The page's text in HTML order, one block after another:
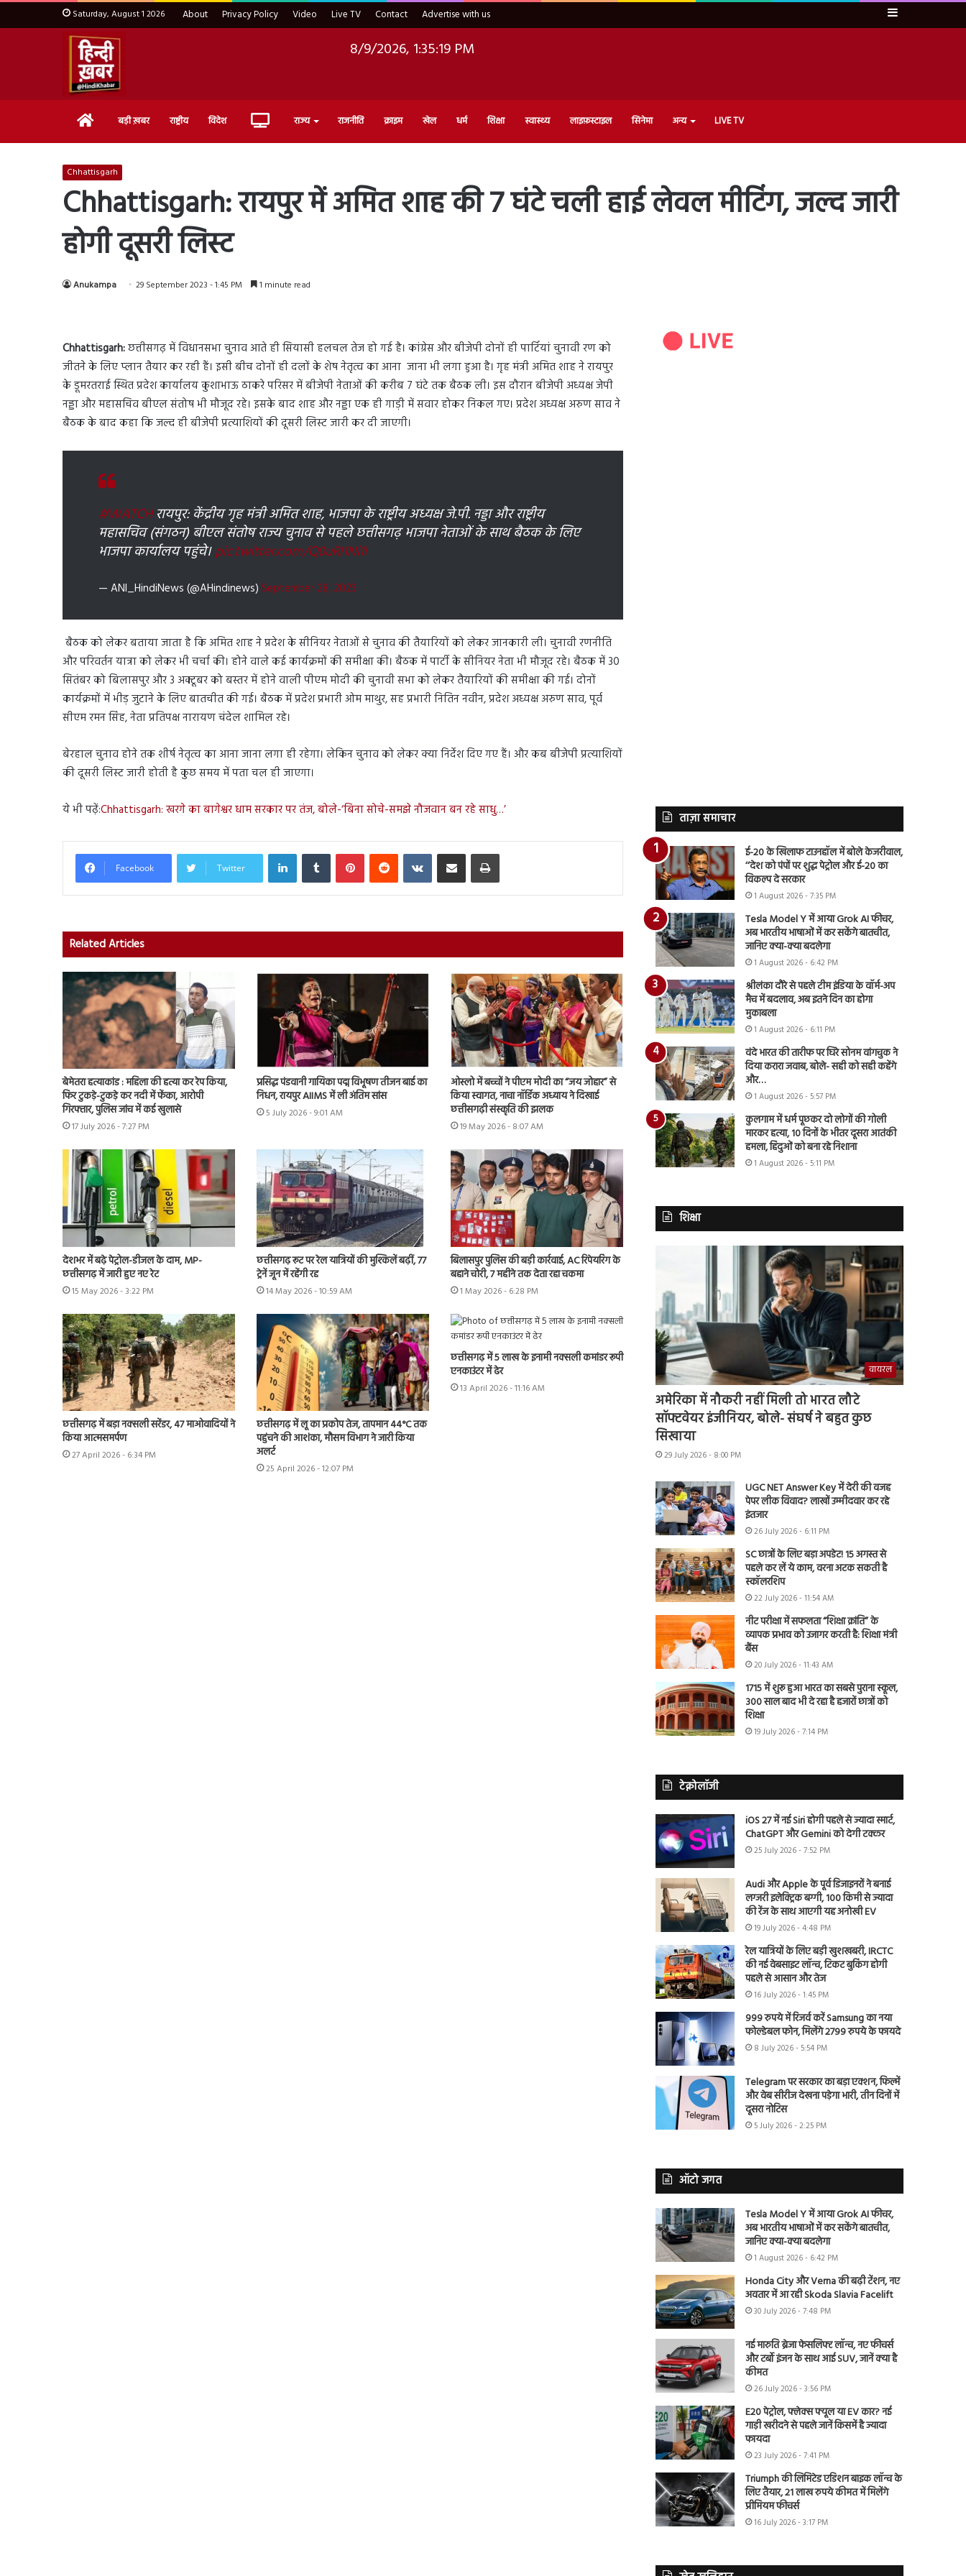
Saturday, August 1 2026 About Privacy Policy Video Live TV Contact Advertise with us Sidebar
8/9/2026, 1:35:21 PM
Home बड़ी ख़बर राष्ट्रीय विदेश Live राज्य राजनीति क्राइम खेल धर्म शिक्षा स्वास्थ्य लाइफ़स्टाइल सिनेमा अन्य LIVE TV
Chhattisgarh
Chhattisgarh: रायपुर में अमित शाह की 7 घंटे चली हाई लेवल मीटिंग, जल्द जारी
होगी दूसरी लिस्ट
Anukampa 29 September 2023 - 1:45 PM 1 minute read
Chhattisgarh:छत्तीसगढ़ में विधानसभा चुनाव आते ही सियासी हलचल तेज हो गई है। कांग्रेस और बीजेपी दोनों ही पार्टियां चुनावी रण को
जीतने के लिए प्लान तैयार कर रही हैं। इसी बीच दोनों ही दलों के शेष नेतृत्व का आना जाना भी लगा हुआ है। गृह मंत्री अमित शाह ने रायपुर
के डूमरतराई स्थित प्रदेश कार्यालय कुशाभाऊ ठाकरे परिसर में बीजेपी नेताओं की करीब 7 घंटे तक बैठक ली। इस दौरान बीजेपी अध्यक्ष जेपी
नड्डा और महासचिव बीएल संतोष भी मौजूद रहे। इसके बाद शाह और नड्डा एक ही गाड़ी में सवार होकर निकल गए। प्रदेश अध्यक्ष अरुण साव ने
बैठक के बाद कहा कि जल्द ही बीजेपी प्रत्याशियों की दूसरी लिस्ट जारी कर दी जाएगी।
#WATCHरायपुर: केंद्रीय गृह मंत्री अमित शाह, भाजपा के राष्ट्रीय अध्यक्ष जे.पी. नड्डा और राष्ट्रीय
महासचिव (संगठन) बीएल संतोष राज्य चुनाव से पहले छत्तीसगढ़ भाजपा नेताओं के साथ बैठक के लिए
भाजपा कार्यालय पहुंचे।pic.twitter.com/Q0uRI1Ni1l
— ANI_HindiNews (@AHindinews) September 28, 2023
बैठक को लेकर बताया जाता है कि अमित शाह ने प्रदेश के सीनियर नेताओं से चुनाव की तैयारियों को लेकर जानकारी ली। चुनावी रणनीति
और परिवर्तन यात्रा को लेकर भी चर्चा की। होने वाले कई कार्यक्रमों की समीक्षा की। बैठक में पार्टी के सीनियर नेता भी मौजूद रहे। बैठक में 30
सितंबर को बिलासपुर और 3 अक्टूबर को बस्तर में होने वाली पीएम मोदी की चुनावी सभा को लेकर तैयारियों की समीक्षा की गई। दोनों
कार्यक्रमों में भीड़ जुटाने के लिए बातचीत की गई। बैठक में प्रदेश प्रभारी ओम माथुर, सह प्रभारी नितिन नवीन, प्रदेश अध्यक्ष अरुण साव, पूर्व
सीएम रमन सिंह, नेता प्रतिपक्ष नारायण चंदेल शामिल रहे।
बेरहाल चुनाव होने तक शीर्ष नेतृत्व का आना जाना लगा ही रहेगा। लेकिन चुनाव को लेकर क्या निर्देश दिए गए हैं। और कब बीजेपी प्रत्याशियों
की दूसरी लिस्ट जारी होती है कुछ समय में पता चल ही जाएगा।
ये भी पढ़ें:Chhattisgarh: खरगे का बागेश्वर धाम सरकार पर तंज, बोले-‘बिना सोचे-समझे नौजवान बन रहे साधु…’
Facebook Twitter
LinkedInTumblr PinterestReddit VKontakteShare via Email Print
Related Articles
बेमेतरा हत्याकांड : महिला की हत्या कर रेप किया,
फिर टुकड़े-टुकड़े कर नदी में फेंका, आरोपी
गिरफ्तार, पुलिस जांच में कई खुलासे
17 July 2026 - 7:27 PM
प्रसिद्ध पंडवानी गायिका पद्म विभूषण तीजन बाई का
निधन, रायपुर AIIMS में ली अंतिम सांस
5 July 2026 - 9:01 AM
ओस्लो में बच्चों ने पीएम मोदी का “जय जोहार” से
किया स्वागत, नाचा नॉर्डिक अध्याय ने दिखाई
छत्तीसगढ़ी संस्कृति की झलक
19 May 2026 - 8:07 AM
देशभर में बढ़े पेट्रोल-डीजल के दाम, MP-
छत्तीसगढ़ में जारी हुए नए रेट
15 May 2026 - 3:22 PM
छत्तीसगढ़ रूट पर रेल यात्रियों की मुश्किलें बढ़ीं, 77
ट्रेनें जून में रहेंगी रद्द
14 May 2026 - 10:59 AM
बिलासपुर पुलिस की बड़ी कार्रवाई, AC रिपेयरिंग के
बहाने चोरी, 7 महीने तक देता रहा चकमा
1 May 2026 - 6:28 PM
छत्तीसगढ़ में बड़ा नक्सली सरेंडर, 47 माओवादियों ने
किया आत्मसमर्पण
27 April 2026 - 6:34 PM
छत्तीसगढ़ में लू का प्रकोप तेज, तापमान 44°C तक
पहुंचने की आशंका, मौसम विभाग ने जारी किया
अलर्ट
25 April 2026 - 12:07 PM
छत्तीसगढ़ में 5 लाख के इनामी नक्सली कमांडर रूपी
एनकाउंटर में ढेर
13 April 2026 - 11:16 AM
ताज़ा समाचार
ई-20 के खिलाफ टाउनहॉल में बोले केजरीवाल,
‘‘देश को पंपों पर शुद्ध पेट्रोल और ई-20 का
विकल्प दे सरकार
1 August 2026 - 7:35 PM
Tesla Model Y में आया Grok AI फीचर,
अब भारतीय भाषाओं में कर सकेंगे बातचीत,
जानिए क्या-क्या बदलेगा
1 August 2026 - 6:42 PM
श्रीलंका दौरे से पहले टीम इंडिया के वॉर्म-अप
मैच में बदलाव, अब इतने दिन का होगा
मुकाबला
1 August 2026 - 6:11 PM
वंदे भारत की तारीफ पर घिरे सोनम वांगचुक ने
दिया करारा जवाब, बोले- सही को सही कहेंगे
और…
1 August 2026 - 5:57 PM
कुलगाम में धर्म पूछकर दो लोगों की गोली
मारकर हत्या, 10 दिनों के भीतर दूसरा आतंकी
हमला, हिंदुओं को बना रहे निशाना
1 August 2026 - 5:11 PM
शिक्षा
वायरल
अमेरिका में नौकरी नहीं मिली तो भारत लौटे
सॉफ्टवेयर इंजीनियर, बोले- संघर्ष ने बहुत कुछ
सिखाया
29 July 2026 - 8:00 PM
UGC NET Answer Key में देरी की वजह
पेपर लीक विवाद? लाखों उम्मीदवार कर रहे
इंतजार
26 July 2026 - 6:11 PM
SC छात्रों के लिए बड़ा अपडेट! 15 अगस्त से
पहले कर लें ये काम, वरना अटक सकती है
स्कॉलरशिप
22 July 2026 - 11:54 AM
नीट परीक्षा में सफलता “शिक्षा क्रांति” के
व्यापक प्रभाव को उजागर करती है: शिक्षा मंत्री
बैंस
20 July 2026 - 11:43 AM
1715 में शुरू हुआ भारत का सबसे पुराना स्कूल,
300 साल बाद भी दे रहा है हजारों छात्रों को
शिक्षा
19 July 2026 - 7:14 PM
टेक्नोलॉजी
iOS 27 में नई Siri होगी पहले से ज्यादा स्मार्ट,
ChatGPT और Gemini को देगी टक्कर
25 July 2026 - 7:52 PM
Audi और Apple के पूर्व डिजाइनरों ने बनाई
लग्जरी इलेक्ट्रिक बग्गी, 100 किमी से ज्यादा
की रेंज के साथ आएगी यह अनोखी EV
19 July 2026 - 4:48 PM
रेल यात्रियों के लिए बड़ी खुशखबरी, IRCTC
की नई वेबसाइट लॉन्च, टिकट बुकिंग होगी
पहले से आसान और तेज
16 July 2026 - 1:45 PM
999 रुपये में रिजर्व करें Samsung का नया
फोल्डेबल फोन, मिलेंगे 2799 रुपये के फायदे
8 July 2026 - 5:54 PM
Telegram पर सरकार का बड़ा एक्शन, फिल्में
और वेब सीरीज देखना पड़ेगा भारी, तीन दिनों में
दूसरा नोटिस
5 July 2026 - 2:25 PM
ऑटो जगत
Tesla Model Y में आया Grok AI फीचर,
अब भारतीय भाषाओं में कर सकेंगे बातचीत,
जानिए क्या-क्या बदलेगा
1 August 2026 - 6:42 PM
Honda City और Verna की बढ़ी टेंशन, नए
अवतार में आ रही Skoda Slavia Facelift
30 July 2026 - 7:48 PM
नई मारुति ब्रेजा फेसलिफ्ट लॉन्च, नए फीचर्स
और टर्बो इंजन के साथ आई SUV, जानें क्या है
कीमत
26 July 2026 - 3:56 PM
E20 पेट्रोल, फ्लेक्स फ्यूल या EV कार? नई
गाड़ी खरीदने से पहले जानें किसमें है ज्यादा
फायदा
23 July 2026 - 7:41 PM
Triumph की लिमिटेड एडिशन बाइक लॉन्च के
लिए तैयार, 21 लाख रुपये कीमत में मिलेंगे
प्रीमियम फीचर्स
16 July 2026 - 3:17 PM